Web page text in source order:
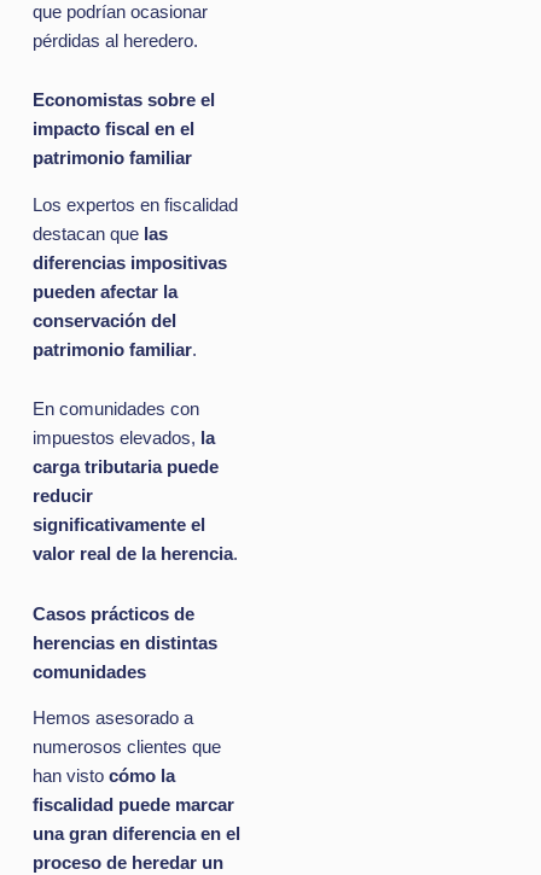
que podrían ocasionar
pérdidas al heredero.
Economistas sobre el
impacto fiscal en el
patrimonio familiar
Los expertos en fiscalidad
destacan que las
diferencias impositivas
pueden afectar la
conservación del
patrimonio familiar.
En comunidades con
impuestos elevados, la
carga tributaria puede
reducir
significativamente el
valor real de la herencia.
Casos prácticos de
herencias en distintas
comunidades
Hemos asesorado a
numerosos clientes que
han visto cómo la
fiscalidad puede marcar
una gran diferencia en el
proceso de heredar un